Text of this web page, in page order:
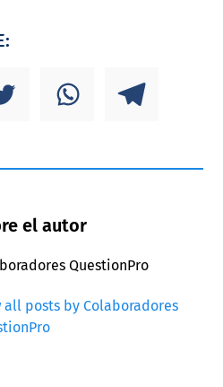
el autor
QuestionPro
all posts by Colaboradores